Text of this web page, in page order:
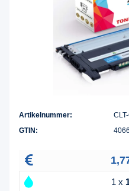
Artikelnummer:
GTIN:
1 x